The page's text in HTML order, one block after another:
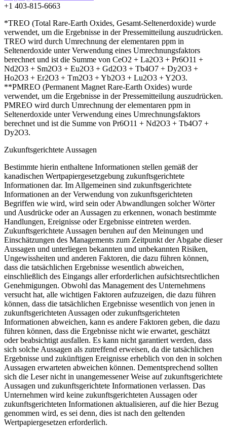
+1 403-815-6663
*TREO (Total Rare-Earth Oxides, Gesamt-Seltenerdoxide) wurde
verwendet, um die Ergebnisse in der Pressemitteilung auszudrücken.
TREO wird durch Umrechnung der elementaren ppm in
Seltenerdoxide unter Verwendung eines Umrechnungsfaktors
berechnet und ist die Summe von CeO2 + La2O3 + Pr6O11 +
Nd2O3 + Sm2O3 + Eu2O3 + Gd2O3 + Tb4O7 + Dy2O3 +
Ho2O3 + Er2O3 + Tm2O3 + Yb2O3 + Lu2O3 + Y2O3.
**PMREO (Permanent Magnet Rare-Earth Oxides) wurde
verwendet, um die Ergebnisse in der Pressemitteilung auszudrücken.
PMREO wird durch Umrechnung der elementaren ppm in
Seltenerdoxide unter Verwendung eines Umrechnungsfaktors
berechnet und ist die Summe von Pr6O11 + Nd2O3 + Tb4O7 +
Dy2O3.
Zukunftsgerichtete Aussagen
Bestimmte hierin enthaltene Informationen stellen gemäß der
kanadischen Wertpapiergesetzgebung zukunftsgerichtete
Informationen dar. Im Allgemeinen sind zukunftsgerichtete
Informationen an der Verwendung von zukunftsgerichteten
Begriffen wie wird, wird sein oder Abwandlungen solcher Wörter
und Ausdrücke oder an Aussagen zu erkennen, wonach bestimmte
Handlungen, Ereignisse oder Ergebnisse eintreten werden.
Zukunftsgerichtete Aussagen beruhen auf den Meinungen und
Einschätzungen des Managements zum Zeitpunkt der Abgabe dieser
Aussagen und unterliegen bekannten und unbekannten Risiken,
Ungewissheiten und anderen Faktoren, die dazu führen können,
dass die tatsächlichen Ergebnisse wesentlich abweichen,
einschließlich des Eingangs aller erforderlichen aufsichtsrechtlichen
Genehmigungen. Obwohl das Management des Unternehmens
versucht hat, alle wichtigen Faktoren aufzuzeigen, die dazu führen
können, dass die tatsächlichen Ergebnisse wesentlich von jenen in
zukunftsgerichteten Aussagen oder zukunftsgerichteten
Informationen abweichen, kann es andere Faktoren geben, die dazu
führen können, dass die Ergebnisse nicht wie erwartet, geschätzt
oder beabsichtigt ausfallen. Es kann nicht garantiert werden, dass
sich solche Aussagen als zutreffend erweisen, da die tatsächlichen
Ergebnisse und zukünftigen Ereignisse erheblich von den in solchen
Aussagen erwarteten abweichen können. Dementsprechend sollten
sich die Leser nicht in unangemessener Weise auf zukunftsgerichtete
Aussagen und zukunftsgerichtete Informationen verlassen. Das
Unternehmen wird keine zukunftsgerichteten Aussagen oder
zukunftsgerichteten Informationen aktualisieren, auf die hier Bezug
genommen wird, es sei denn, dies ist nach den geltenden
Wertpapiergesetzen erforderlich.